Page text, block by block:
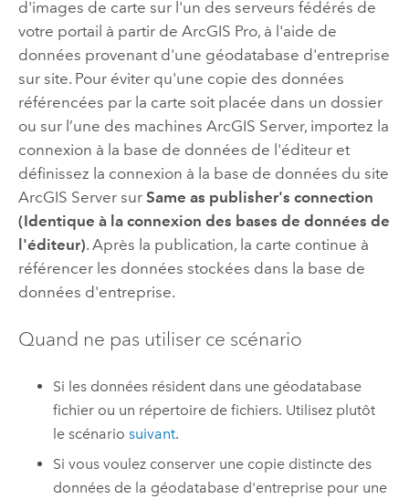
d'images de carte sur l'un des serveurs fédérés de
votre portail à partir de ArcGIS Pro, à l'aide de
données provenant d'une géodatabase d'entreprise
sur site. Pour éviter qu'une copie des données
référencées par la carte soit placée dans un dossier
ou sur l’une des machines ArcGIS Server, importez la
connexion à la base de données de l'éditeur et
définissez la connexion à la base de données du site
ArcGIS Serversur Same as publisher's connection
(Identique à la connexion des bases de données de
l'éditeur). Après la publication, la carte continue à
référencer les données stockées dans la base de
données d'entreprise.
Quand ne pas utiliser ce scénario
Si les données résident dans une géodatabase
fichier ou un répertoire de fichiers. Utilisez plutôt
le scénariosuivant.
Si vous voulez conserver une copie distincte des
données de la géodatabase d'entreprise pour une